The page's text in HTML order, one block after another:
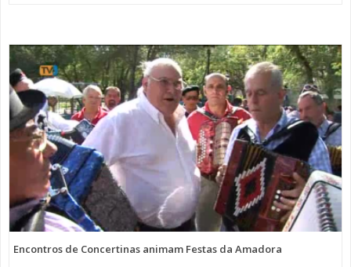
Encontros de Concertinas animam Festas da Amadora